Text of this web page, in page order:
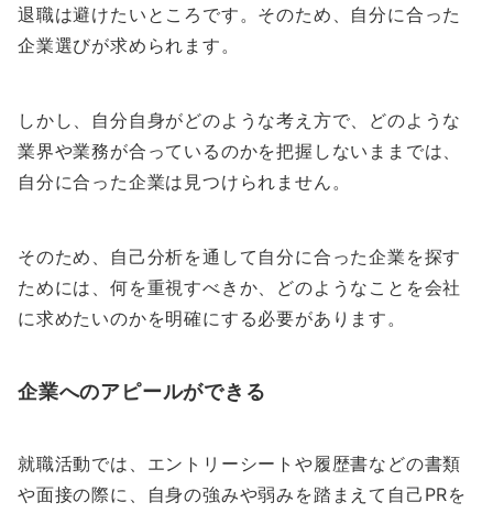
退職は避けたいところです。そのため、自分に合った
企業選びが求められます。
しかし、自分自身がどのような考え方で、どのような
業界や業務が合っているのかを把握しないままでは、
自分に合った企業は見つけられません。
そのため、自己分析を通して自分に合った企業を探す
ためには、何を重視すべきか、どのようなことを会社
に求めたいのかを明確にする必要があります。
企業へのアピールができる
就職活動では、エントリーシートや履歴書などの書類
や面接の際に、自身の強みや弱みを踏まえて自己PRを